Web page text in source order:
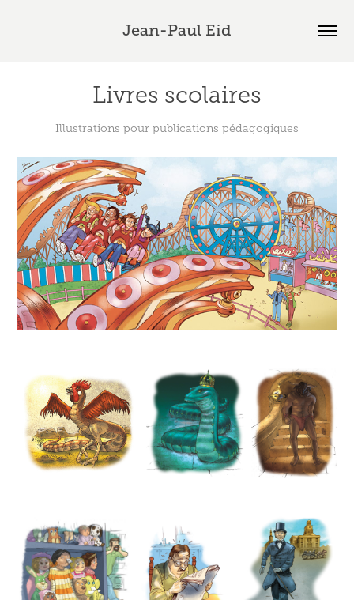
Jean-Paul Eid
Livres scolaires
Illustrations pour publications pédagogiques